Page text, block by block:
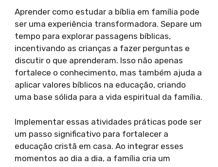
Aprender como estudar a bíblia em família pode
ser uma experiência transformadora. Separe um
tempo para explorar passagens bíblicas,
incentivando as crianças a fazer perguntas e
discutir o que aprenderam. Isso não apenas
fortalece o conhecimento, mas também ajuda a
aplicar valores bíblicos na educação, criando
uma base sólida para a vida espiritual da família.
Implementar essas atividades práticas pode ser
um passo significativo para fortalecer a
educação cristã em casa. Ao integrar esses
momentos ao dia a dia, a família cria um